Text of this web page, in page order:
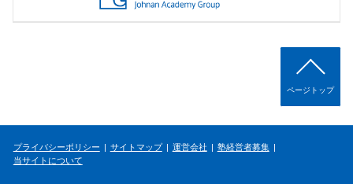
ページトップ
プライバシーポリシー サイトマップ 運営会社
塾経営者募集
当サイトについて